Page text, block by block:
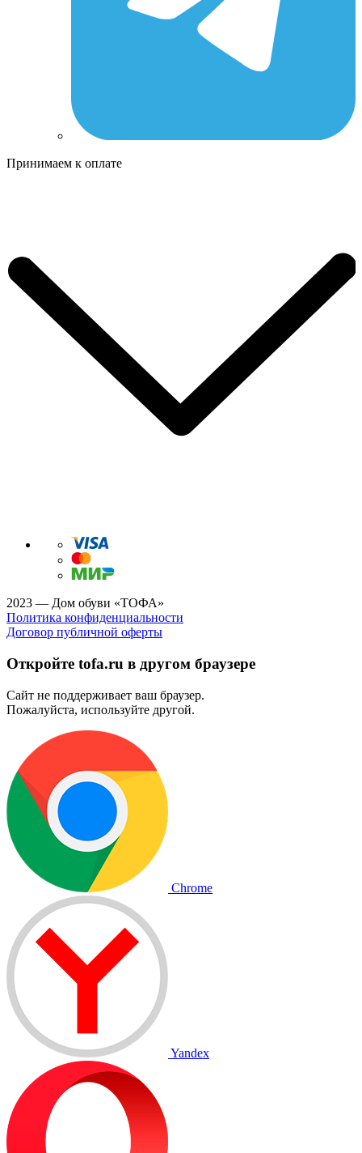
Принимаем к оплате
2023 — Дом обуви «ТОФА»
Политика конфиденциальности
Договор публичной оферты
Откройте tofa.ru в другом браузере
Сайт не поддерживает ваш браузер.
Пожалуйста, используйте другой.
Chrome
Yandex